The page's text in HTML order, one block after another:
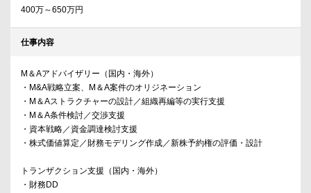
400万～650万円
仕事内容
M＆Aアドバイザリー（国内・海外）
・M&A戦略立案、M＆A案件のオリジネーション
・M＆Aストラクチャーの設計／組織再編等の実行支援
・M＆A条件検討／交渉支援
・資本戦略／資金調達検討支援
・株式価値算定／財務モデリング作成／新株予約権の評価・設計
トランザクション支援（国内・海外）
・財務DD